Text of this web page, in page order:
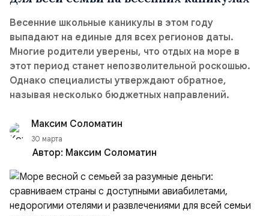
Весенние школьные каникулы в этом году
выпадают на единые для всех регионов даты.
Многие родители уверены, что отдых на море в
этот период станет непозволительной роскошью.
Однако специалисты утверждают обратное,
называя несколько бюджетных направлений.
Максим Соломатин
30 марта
Автор: Максим Соломатин